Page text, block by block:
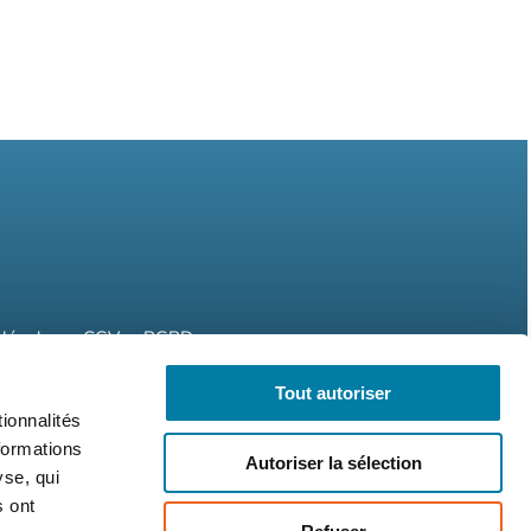
qui
ont
Tout autoriser
Autoriser la sélection
CGV RGPD